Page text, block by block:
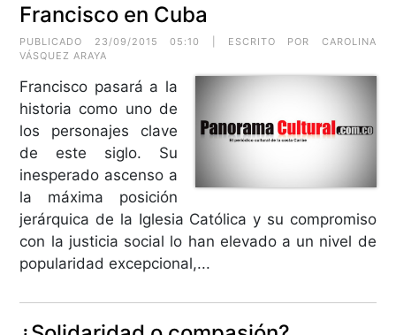
Francisco en Cuba
PUBLICADO 23/09/2015 05:10 | ESCRITO POR CAROLINA
VÁSQUEZ ARAYA
Francisco pasará a la
historia como uno de
los personajes clave
de este siglo. Su
inesperado ascenso a
la máxima posición
jerárquica de la Iglesia Católica y su compromiso
con la justicia social lo han elevado a un nivel de
popularidad excepcional,...